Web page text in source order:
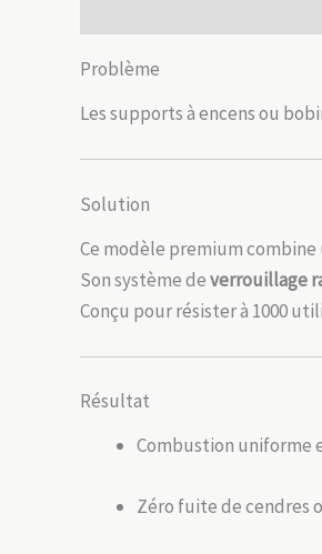
Problème
Les supports à encens ou
Solution
Ce modèle premium combine
Son système deverrouillage
Conçu pour résister à 1000
Résultat
Combustion uniforme
Zéro fuite de cendres